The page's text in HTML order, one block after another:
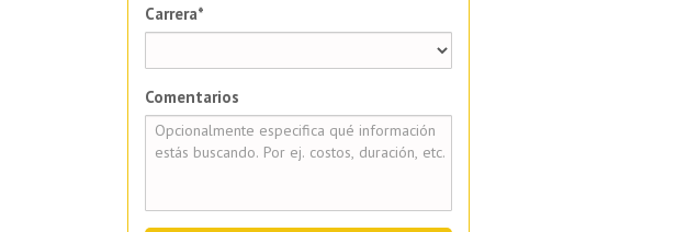
Carrera*
Comentarios